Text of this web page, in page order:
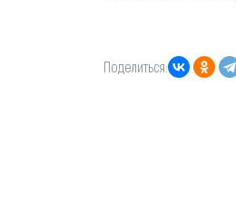
Поделиться: